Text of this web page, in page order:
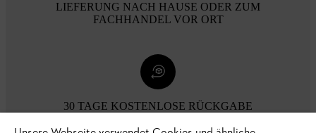
LIEFERUNG NACH HAUSE ODER ZUM
FACHHANDEL VOR ORT
30 TAGE KOSTENLOSE RÜCKGABE